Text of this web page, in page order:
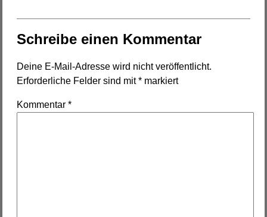
Schreibe einen Kommentar
Deine E-Mail-Adresse wird nicht veröffentlicht.
Erforderliche Felder sind mit* markiert
Kommentar*